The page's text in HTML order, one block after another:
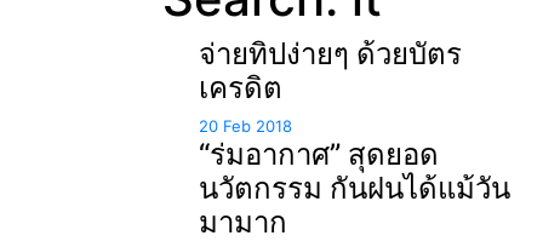
จ่ายทิปง่ายๆ ด้วยบัตร
เครดิต
20 Feb 2018
“ร่มอากาศ” สุดยอด
นวัตกรรม กันฝนได้แม้วัน
มามาก